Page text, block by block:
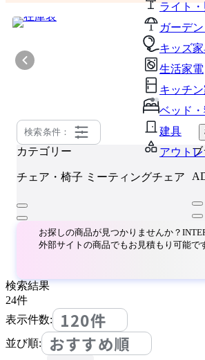
ライト
ガーデ
キッズ
生活家電
キッチ
ベッド
建具
アウト
検索条件：
カテゴリー
チェア・椅子 ミーティングチェア
お探しの商品が見つかりませんか？
外部サイトの商品でもお見積もり可能で
検索結果
24件
表示件数:
120件
並び順: おすすめ順